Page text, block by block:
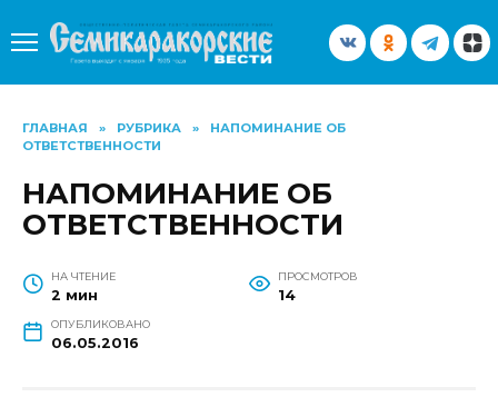
содержанию
ГЛАВНАЯ » РУБРИКА »
НАПОМИНАНИЕ ОБ
ОТВЕТСТВЕННОСТИ
НАПОМИНАНИЕ ОБ
ОТВЕТСТВЕННОСТИ
НА ЧТЕНИЕ
2 мин
ПРОСМОТРОВ
14
ОПУБЛИКОВАНО
06.05.2016